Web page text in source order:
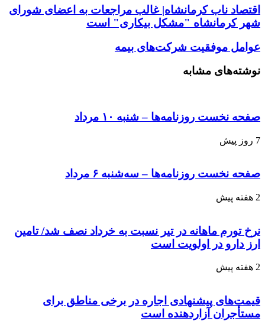
اقتصاد ناب کرمانشاه| غالب مراجعات به اعضای شورای
شهر کرمانشاه "مشکل بیکاری" است
عوامل موفقیت شرکت‌های بیمه
نوشته‌های مشابه
صفحه نخست روزنامه‌ها – شنبه ۱۰ مرداد
7 روز پیش
صفحه نخست روزنامه‌ها – سه‌شنبه ۶ مرداد
2 هفته پیش
نرخ تورم ماهانه در تیر نسبت به خرداد نصف شد/ تامین
ارز دارو در اولویت است
2 هفته پیش
قیمت‌های پیشنهادی اجاره در برخی مناطق برای
مستأجران آزاردهنده است